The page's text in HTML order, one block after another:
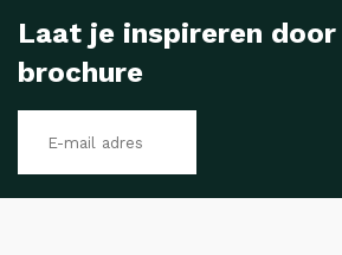
Laat je inspireren door
brochure